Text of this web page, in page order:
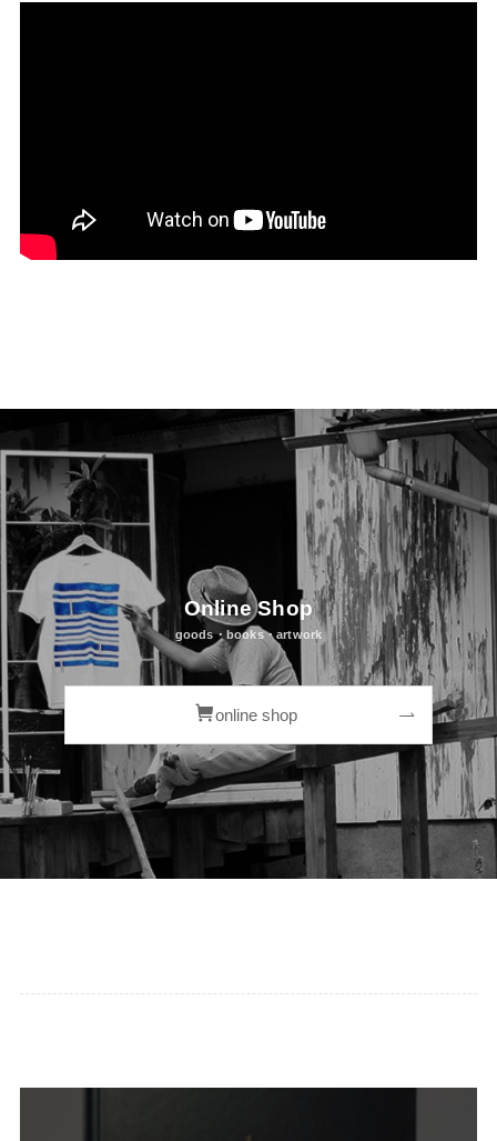
Online Shop
goods・books・artwork
online shop